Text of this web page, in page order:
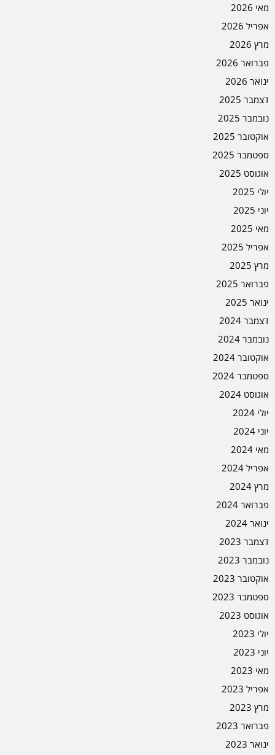
מאי 2026
אפריל 2026
מרץ 2026
פברואר 2026
ינואר 2026
דצמבר 2025
נובמבר 2025
אוקטובר 2025
ספטמבר 2025
אוגוסט 2025
יולי 2025
יוני 2025
מאי 2025
אפריל 2025
מרץ 2025
פברואר 2025
ינואר 2025
דצמבר 2024
נובמבר 2024
אוקטובר 2024
ספטמבר 2024
אוגוסט 2024
יולי 2024
יוני 2024
מאי 2024
אפריל 2024
מרץ 2024
פברואר 2024
ינואר 2024
דצמבר 2023
נובמבר 2023
אוקטובר 2023
ספטמבר 2023
אוגוסט 2023
יולי 2023
יוני 2023
מאי 2023
אפריל 2023
מרץ 2023
פברואר 2023
ינואר 2023